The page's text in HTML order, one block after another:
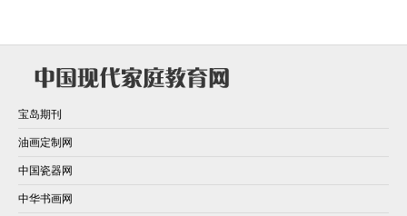
宝岛期刊
油画定制网
中国瓷器网
中华书画网